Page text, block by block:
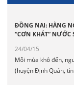
ĐỒNG NAI: HÀNG
“CƠN KHÁT” NƯỚC
24/04/15
Mỗi mùa khô đến,
(huyện Định Quán,